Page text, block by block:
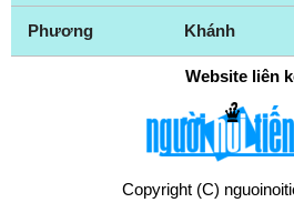
Phương Khánh
Website liên
Copyright (C)